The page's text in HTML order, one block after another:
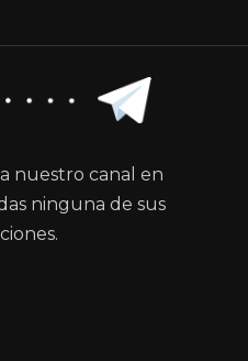
nuestro canal en
ninguna de sus